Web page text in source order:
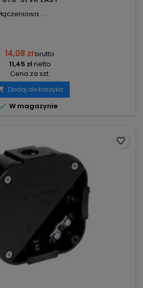
...
14,08 złbrutto
11,45 złnetto
Cena za szt.
Dodaj do koszyka
W magazynie
favorite_border